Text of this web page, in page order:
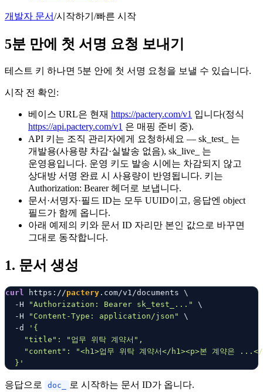
개발자 문서/시작하기 /빠른 시작
5분 만에 첫 서명 요청 보내기
테스트 키 하나면 5분 안에 첫 서명 요청을 보낼 수 있습니다.
시작 전 확인:
베이스 URL은 현재 https://pactery.com/v1 입니다(정식
https://api.pactery.com/v1 은 매핑 준비 중).
API 키는 조직 관리자에게 요청하세요 — sk_test_ 는
개발용(사용량 차감·실발송 없음), sk_live_ 는
운영용입니다. 운영 키도 발송 시에는 차감되지 않고
상대방 서명 완료 시 사용량이 반영됩니다. 키는
Authorization: Bearer 헤더로 보냅니다.
문서·서명자·필드 ID는 모두 UUID이고, 응답엔 object
필드가 함께 옵니다.
아래 예제의 키와 문서 ID 자리만 본인 값으로 바꾸면
그대로 동작합니다.
1. 문서 생성
curl https://pactery .com/v1/documents \
  -H
"Authorization: Bearer sk_test_..."
\
  -H
"Content-Type: application/json"
\
  -d
'{
    "title": "업무 위탁 계약서",
"content": "<h1>업무 위탁 계약서</h1><p>본 계약은
  }'
응답으로 doc_ 로 시작하는 문서 ID가 옵니다.